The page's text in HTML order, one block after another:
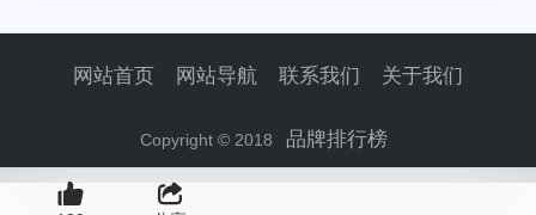
网站首页 网站导航 联系我们 关于我们
Copyright © 2018 品牌排行榜